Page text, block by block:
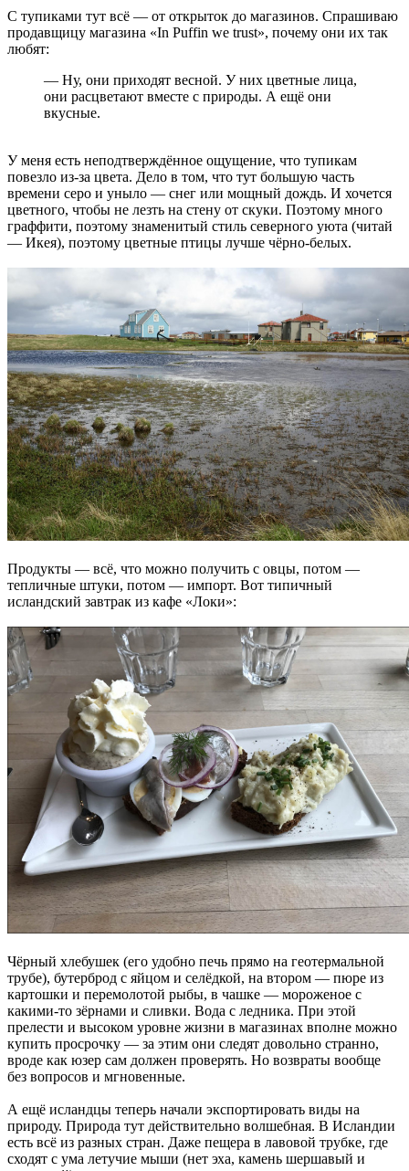
С тупиками тут всё — от открыток до магазинов. Спрашиваю
продавщицу магазина «In Puffin we trust», почему они их так
любят:
— Ну, они приходят весной. У них цветные лица,
они расцветают вместе с природы. А ещё они
вкусные.
У меня есть неподтверждённое ощущение, что тупикам
повезло из-за цвета. Дело в том, что тут большую часть
времени серо и уныло — снег или мощный дождь. И хочется
цветного, чтобы не лезть на стену от скуки. Поэтому много
граффити, поэтому знаменитый стиль северного уюта (читай
— Икея), поэтому цветные птицы лучше чёрно-белых.
Продукты — всё, что можно получить с овцы, потом —
тепличные штуки, потом — импорт. Вот типичный
исландский завтрак из кафе «Локи»:
Чёрный хлебушек (его удобно печь прямо на геотермальной
трубе), бутерброд с яйцом и селёдкой, на втором — пюре из
картошки и перемолотой рыбы, в чашке — мороженое с
какими-то зёрнами и сливки. Вода с ледника. При этой
прелести и высоком уровне жизни в магазинах вполне можно
купить просрочку — за этим они следят довольно странно,
вроде как юзер сам должен проверять. Но возвраты вообще
без вопросов и мгновенные.
А ещё исландцы теперь начали экспортировать виды на
природу. Природа тут действительно волшебная. В Исландии
есть всё из разных стран. Даже пещера в лавовой трубке, где
сходят с ума летучие мыши (нет эха, камень шершавый и